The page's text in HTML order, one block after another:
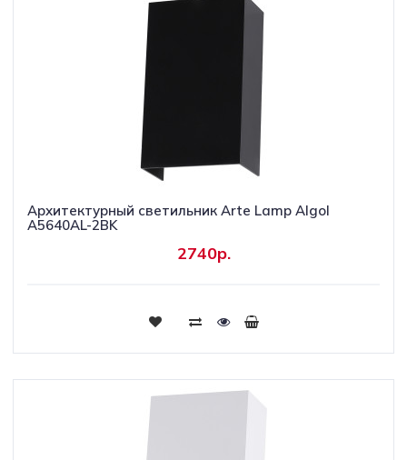
Архитектурный светильник Arte Lamp Algol
A5640AL-2BK
2740р.
Купить